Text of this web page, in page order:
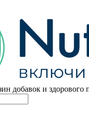
добавок и здорового